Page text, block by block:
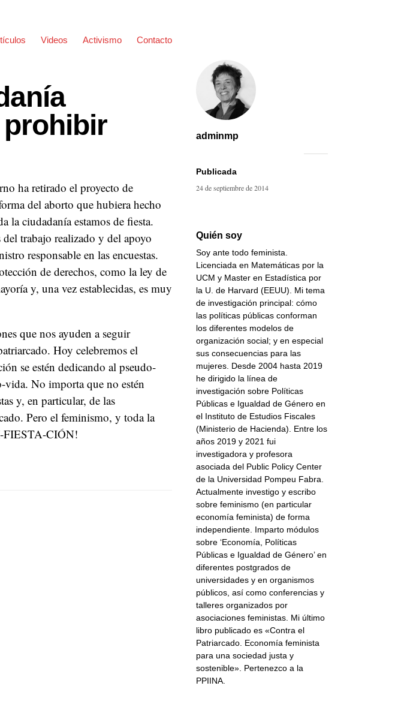
adminmp
Publicada
24 de septiembre de 2014
Videos Activismo Contacto
ha retirado el proyecto de
del aborto que hubiera hecho
la ciudadanía estamos de fiesta.
del trabajo realizado y del apoyo
responsable en las encuestas.
de derechos, como la ley de
y, una vez establecidas, es muy
que nos ayuden a seguir
Hoy celebremos el
se estén dedicando al pseudo-
vida. No importa que no estén
y, en particular, de las
Pero el feminismo, y toda la
FIESTA-CIÓN!
Quién soy
Soy ante todo feminista.
Licenciada en Matemáticas por la
UCM y Master en Estadística por
la U. de Harvard (EEUU). Mi tema
de investigación principal: cómo
las políticas públicas conforman
los diferentes modelos de
organización social; y en especial
sus consecuencias para las
mujeres. Desde 2004 hasta 2019
he dirigido la línea de
investigación sobre Políticas
Públicas e Igualdad de Género en
el Instituto de Estudios Fiscales
(Ministerio de Hacienda). Entre los
años 2019 y 2021 fui
investigadora y profesora
asociada del Public Policy Center
de la Universidad Pompeu Fabra.
Actualmente investigo y escribo
sobre feminismo (en particular
economía feminista) de forma
independiente. Imparto módulos
sobre ‘Economía, Políticas
Públicas e Igualdad de Género’ en
diferentes postgrados de
universidades y en organismos
públicos, así como conferencias y
talleres organizados por
asociaciones feministas. Mi último
libro publicado es «Contra el
Patriarcado. Economía feminista
para una sociedad justa y
sostenible». Pertenezco a la
PPIINA.